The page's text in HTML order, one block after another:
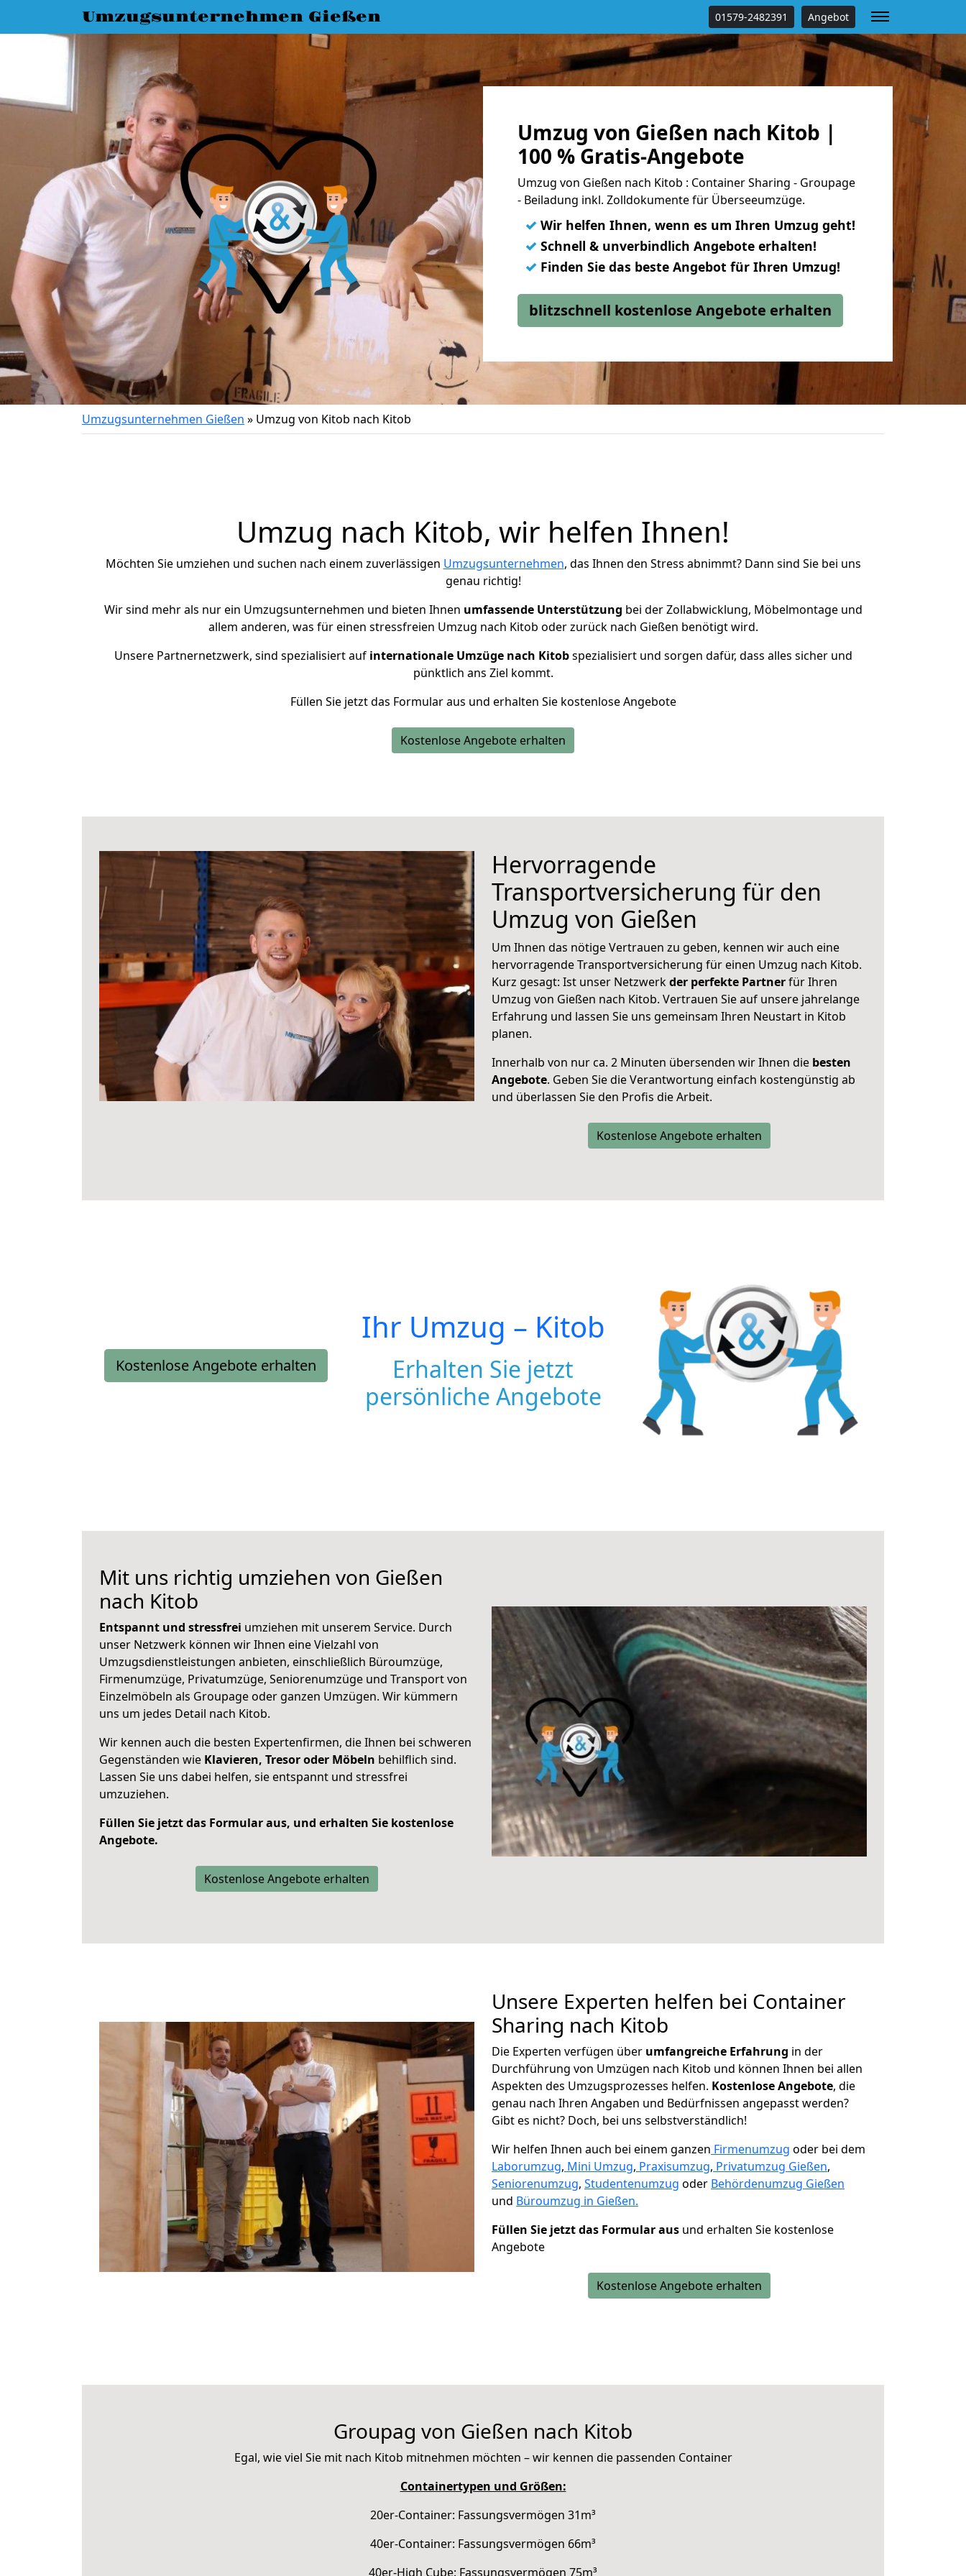
Umzugsunternehmen Gießen 01579-2482391 Angebot
Umzug von Gießen nach Kitob |
100 % Gratis-Angebote
Umzug von Gießen nach Kitob : Container Sharing - Groupage
- Beiladung inkl. Zolldokumente für Überseeumzüge.
✓ Wir helfen Ihnen, wenn es um Ihren Umzug geht!
✓ Schnell & unverbindlich Angebote erhalten!
✓ Finden Sie das beste Angebot für Ihren Umzug!
blitzschnell kostenlose Angebote erhalten
Umzugsunternehmen Gießen » Umzug von Kitob nach Kitob
Umzug nach Kitob, wir helfen Ihnen!
Möchten Sie umziehen und suchen nach einem zuverlässigen Umzugsunternehmen, das Ihnen den Stress abnimmt? Dann sind Sie bei uns
genau richtig!
Wir sind mehr als nur ein Umzugsunternehmen und bieten Ihnen umfassende Unterstützung bei der Zollabwicklung, Möbelmontage und
allem anderen, was für einen stressfreien Umzug nach Kitob oder zurück nach Gießen benötigt wird.
Unsere Partnernetzwerk, sind spezialisiert auf internationale Umzüge nach Kitobspezialisiert und sorgen dafür, dass alles sicher und
pünktlich ans Ziel kommt.
Füllen Sie jetzt das Formular aus und erhalten Sie kostenlose Angebote
Kostenlose Angebote erhalten
Hervorragende
Transportversicherung für den
Umzug von Gießen
Um Ihnen das nötige Vertrauen zu geben, kennen wir auch eine
hervorragende Transportversicherung für einen Umzug nach Kitob.
Kurz gesagt: Ist unser Netzwerkder perfekte Partnerfür Ihren
Umzug von Gießen nach Kitob. Vertrauen Sie auf unsere jahrelange
Erfahrung und lassen Sie uns gemeinsam Ihren Neustart in Kitob
planen.
Innerhalb von nur ca. 2 Minuten übersenden wir Ihnen die besten
Angebote. Geben Sie die Verantwortung einfach kostengünstig ab
und überlassen Sie den Profis die Arbeit.
Kostenlose Angebote erhalten
Kostenlose Angebote erhalten
Ihr Umzug – Kitob
Erhalten Sie jetzt
persönliche Angebote
Mit uns richtig umziehen von Gießen
nach Kitob
Entspannt und stressfrei umziehen mit unserem Service. Durch
unser Netzwerk können wir Ihnen eine Vielzahl von
Umzugsdienstleistungen anbieten, einschließlich Büroumzüge,
Firmenumzüge, Privatumzüge, Seniorenumzüge und Transport von
Einzelmöbeln als Groupage oder ganzen Umzügen. Wir kümmern
uns um jedes Detail nach Kitob.
Wir kennen auch die besten Expertenfirmen, die Ihnen bei schweren
Gegenständen wie Klavieren, Tresor oder Möbeln behilflich sind.
Lassen Sie uns dabei helfen, sie entspannt und stressfrei
umzuziehen.
Füllen Sie jetzt das Formular aus, und erhalten Sie kostenlose
Angebote.
Kostenlose Angebote erhalten
Unsere Experten helfen bei Container
Sharing nach Kitob
Die Experten verfügen über umfangreiche Erfahrung in der
Durchführung von Umzügen nach Kitob und können Ihnen bei allen
Aspekten des Umzugsprozesses helfen. Kostenlose Angebote, die
genau nach Ihren Angaben und Bedürfnissen angepasst werden?
Gibt es nicht? Doch, bei uns selbstverständlich!
Wir helfen Ihnen auch bei einem ganzen Firmenumzug oder bei dem
Laborumzug, Mini Umzug, Praxisumzug, Privatumzug Gießen,
Seniorenumzug, Studentenumzug oder Behördenumzug Gießen
und Büroumzug in Gießen.
Füllen Sie jetzt das Formular aus und erhalten Sie kostenlose
Angebote
Kostenlose Angebote erhalten
Groupag von Gießen nach Kitob
Egal, wie viel Sie mit nach Kitob mitnehmen möchten – wir kennen die passenden Container
Containertypen und Größen:
20er-Container: Fassungsvermögen 31m³
40er-Container: Fassungsvermögen 66m³
40er-High Cube: Fassungsvermögen 75m³